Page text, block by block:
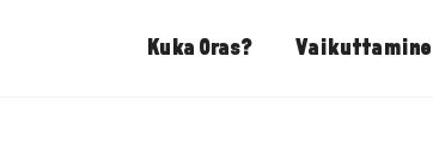
Kuka Oras?